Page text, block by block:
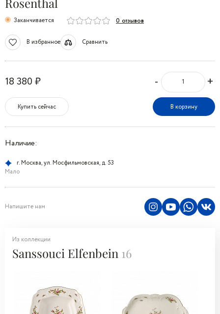
Заканчивается 0 отзывов
В избранное Сравнить
18 380 ₽ - +
Купить сейчас В корзину
Наличие:
г. Москва, ул. Мосфильмовская, д. 53
Мало
Напишите нам
Из коллекции
Sanssouci Elfenbein 16